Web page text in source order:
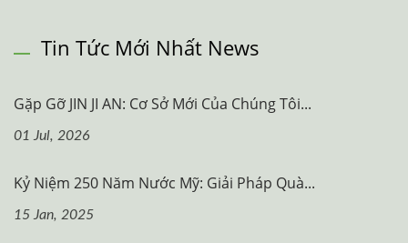
Tin Tức Mới Nhất News
Gặp Gỡ JIN JI AN: Cơ Sở Mới Của Chúng Tôi...
01 Jul, 2026
Kỷ Niệm 250 Năm Nước Mỹ: Giải Pháp Quà...
15 Jan, 2025